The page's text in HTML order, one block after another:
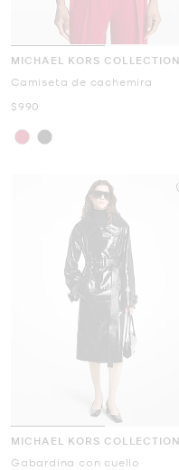
MICHAEL KORS COLLECTION
Camiseta de cachemira
Ahora
$990
MICHAEL KORS COLLECTION
Gabardina con cuello